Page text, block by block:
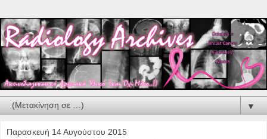
▼
Παρασκευή 14 Αυγούστου 2015